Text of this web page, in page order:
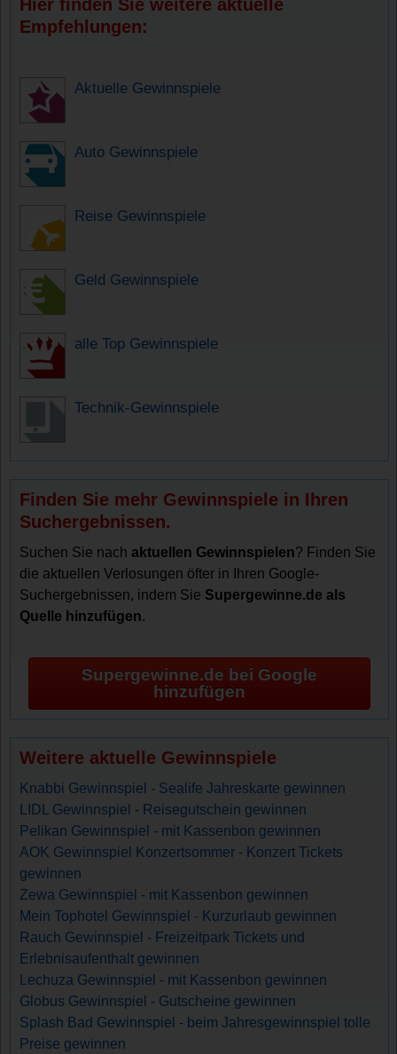
Hier finden Sie weitere aktuelle
Empfehlungen:
Aktuelle Gewinnspiele
Auto Gewinnspiele
Reise Gewinnspiele
Geld Gewinnspiele
alle Top Gewinnspiele
Technik-Gewinnspiele
Finden Sie mehr Gewinnspiele in Ihren
Suchergebnissen.
Suchen Sie nachaktuellen Gewinnspielen? Finden Sie
die aktuellen Verlosungen öfter in Ihren Google-
Suchergebnissen, indem Sie Supergewinne.de als
Quelle hinzufügen.
Supergewinne.de bei Google
hinzufügen
Weitere aktuelle Gewinnspiele
Knabbi Gewinnspiel - Sealife Jahreskarte gewinnen
LIDL Gewinnspiel - Reisegutschein gewinnen
Pelikan Gewinnspiel - mit Kassenbon gewinnen
AOK Gewinnspiel Konzertsommer - Konzert Tickets
gewinnen
Zewa Gewinnspiel - mit Kassenbon gewinnen
Mein Tophotel Gewinnspiel - Kurzurlaub gewinnen
Rauch Gewinnspiel - Freizeitpark Tickets und
Erlebnisaufenthalt gewinnen
Lechuza Gewinnspiel - mit Kassenbon gewinnen
Globus Gewinnspiel - Gutscheine gewinnen
Splash Bad Gewinnspiel - beim Jahresgewinnspiel tolle
Preise gewinnen